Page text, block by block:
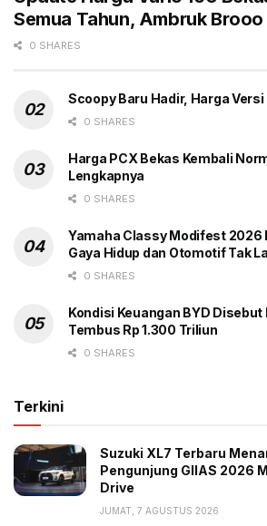
Semua Tahun, Ambruk Brooo
0 SHARES
Scoopy Baru Hadir, Harga
0 SHARES
Harga PCX Bekas Kembali
Lengkapnya
0 SHARES
Yamaha Classy Modifest 2026
Gaya Hidup dan Otomotif Tak
0 SHARES
Kondisi Keuangan BYD
Tembus Rp 1.300 Triliun
0 SHARES
Terkini
Suzuki XL7 Terbaru
Pengunjung GIIAS 2026
Drive
JUMAT, 7 AGUSTUS 2026